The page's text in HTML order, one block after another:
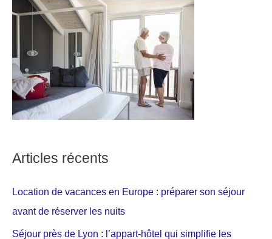
Articles récents
Location de vacances en Europe : préparer son séjour
avant de réserver les nuits
Séjour près de Lyon : l’appart-hôtel qui simplifie les